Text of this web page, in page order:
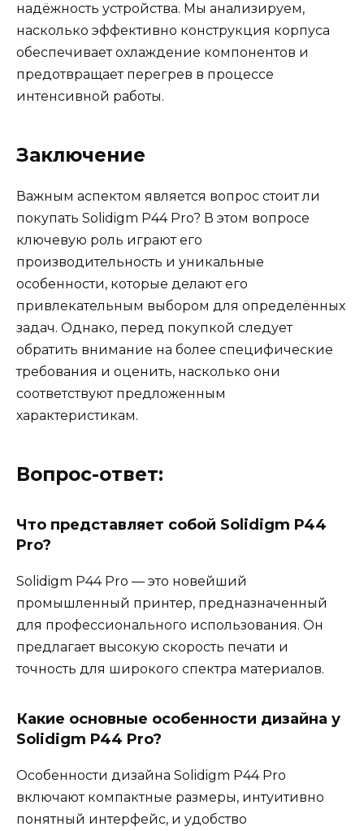
надёжность устройства. Мы анализируем,
насколько эффективно конструкция корпуса
обеспечивает охлаждение компонентов и
предотвращает перегрев в процессе
интенсивной работы.
Заключение
Важным аспектом является вопрос стоит ли
покупать Solidigm P44 Pro? В этом вопросе
ключевую роль играют его
производительность и уникальные
особенности, которые делают его
привлекательным выбором для определённых
задач. Однако, перед покупкой следует
обратить внимание на более специфические
требования и оценить, насколько они
соответствуют предложенным
характеристикам.
Вопрос-ответ:
Что представляет собой Solidigm P44
Pro?
Solidigm P44 Pro — это новейший
промышленный принтер, предназначенный
для профессионального использования. Он
предлагает высокую скорость печати и
точность для широкого спектра материалов.
Какие основные особенности дизайна у
Solidigm P44 Pro?
Особенности дизайна Solidigm P44 Pro
включают компактные размеры, интуитивно
понятный интерфейс, и удобство